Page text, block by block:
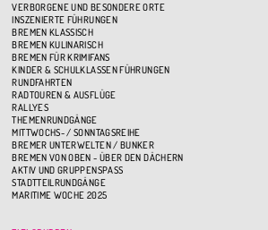
VERBORGENE UND BESONDERE ORTE
INSZENIERTE FÜHRUNGEN
BREMEN KLASSISCH
BREMEN KULINARISCH
BREMEN FÜR KRIMIFANS
KINDER & SCHULKLASSEN FÜHRUNGEN
RUNDFAHRTEN
RADTOUREN & AUSFLÜGE
RALLYES
THEMENRUNDGÄNGE
MITTWOCHS- / SONNTAGSREIHE
BREMER UNTERWELTEN / BUNKER
BREMEN VON OBEN - ÜBER DEN DÄCHERN
AKTIV UND GRUPPENSPASS
STADTTEILRUNDGÄNGE
MARITIME WOCHE 2025